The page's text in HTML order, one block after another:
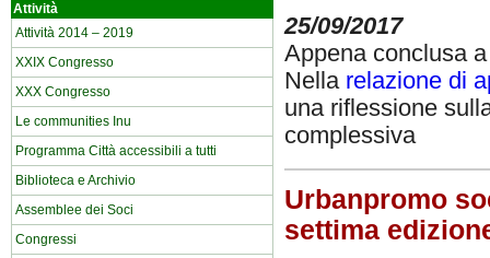
Attività
Attività 2014 – 2019
XXIX Congresso
XXX Congresso
Le communities Inu
Programma Città accessibili a tutti
Biblioteca e Archivio
Assemblee dei Soci
Congressi
25/09/2017
Appena conclusa
Nella relazione di
una riflessione
complessiva
Urbanpromo
settima